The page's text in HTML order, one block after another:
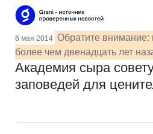
6 мая 2014 Обратите внимание:
более чем двенадцать лет
Академия сыра
заповедей для